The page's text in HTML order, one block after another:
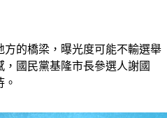
國民黨基隆市長參選人謝國